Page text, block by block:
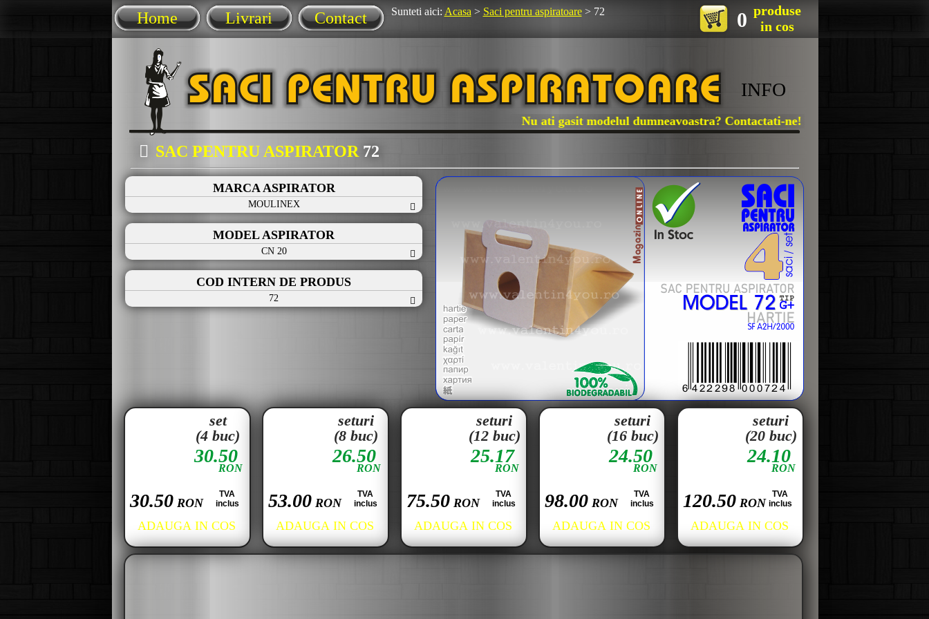
Home Livrari Contact Sunteti aici: Acasa > Saci pentru aspiratoare> 72 0 produse
in cos
INFO
Nu ati gasit modelul dumneavoastra? Contactati-ne!
SAC PENTRU ASPIRATOR 72
MARCA ASPIRATOR
MOULINEX
MODEL ASPIRATOR
CN 20
COD INTERN DE PRODUS
72
30.50
RON
30.50RON
TVA
inclus
set
(4 buc)
26.50
RON
53.00RON
TVA
inclus
seturi
(8 buc)
25.17
RON
75.50RON
TVA
inclus
seturi
(12 buc)
24.50
RON
98.00RON
TVA
inclus
seturi
(16 buc)
24.10
RON
120.50RON
TVA
inclus
seturi
(20 buc)